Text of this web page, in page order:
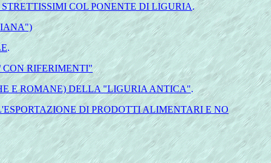
COL PONENTE DI LIGURIA.
.
RIFERIMENTI"
E ROMANE) DELLA "LIGURIA ANTICA".
DI PRODOTTI ALIMENTARI E NO